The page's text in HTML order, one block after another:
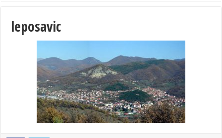
leposavic